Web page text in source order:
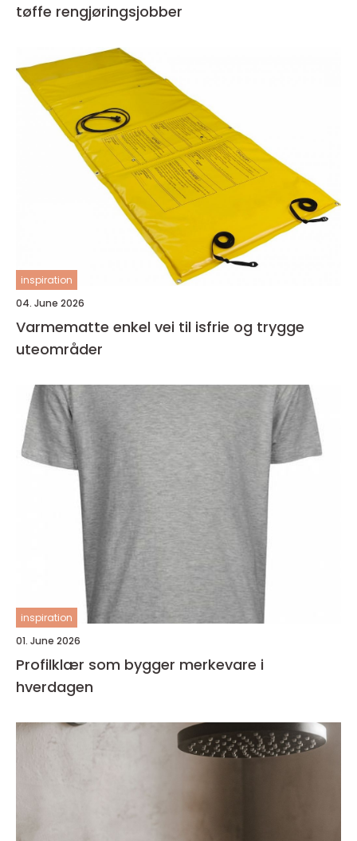
tøffe rengjøringsjobber
inspiration
04. June 2026
Varmematte enkel vei til isfrie og trygge
uteområder
inspiration
01. June 2026
Profilklær som bygger merkevare i
hverdagen